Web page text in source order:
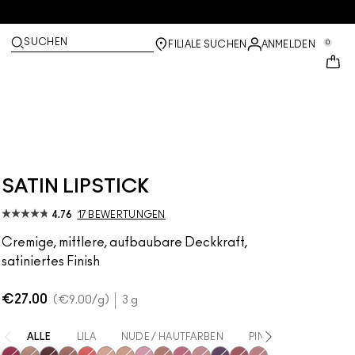
SUCHEN FILIALE SUCHEN ANMELDEN 0
SATIN LIPSTICK
4.76 17 BEWERTUNGEN
Cremige, mittlere, aufbaubare Deckkraft,
satiniertes Finish
€27.00 €9.00/g 3 g
ALLE LILA NUDE / HAUTFARBEN PINK